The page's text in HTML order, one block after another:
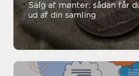
Salg af mønter: sådan får
ud af din samling